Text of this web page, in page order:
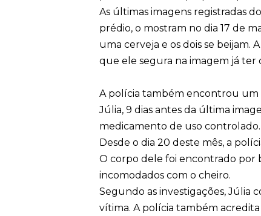
As últimas imagens registradas
prédio, o mostram no dia 17 de
uma cerveja e os dois se beijam.
que ele segura na imagem já
A polícia também encontrou um
Júlia, 9 dias antes da última
medicamento de uso controlado.
Desde o dia 20 deste mês, a
O corpo dele foi encontrado por
incomodados com o cheiro.
Segundo as investigações, Júlia
vítima. A polícia também